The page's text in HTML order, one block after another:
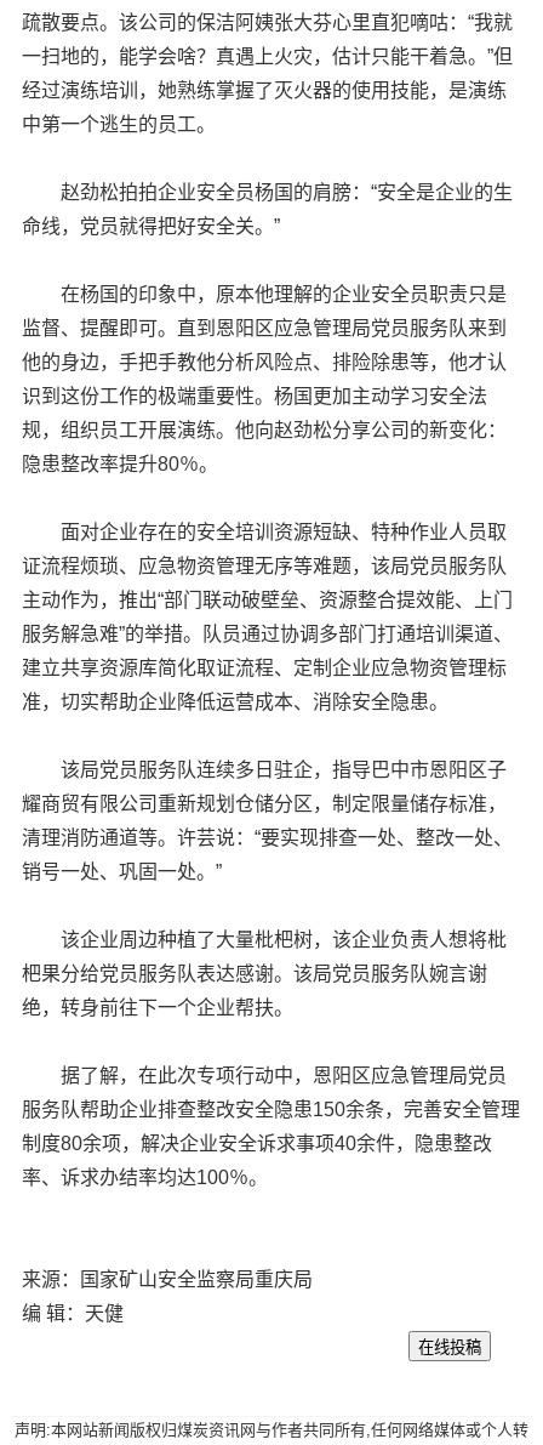
疏散要点。该公司的保洁阿姨张大芬心里直犯嘀咕：“我就
一扫地的，能学会啥？真遇上火灾，估计只能干着急。”但
经过演练培训，她熟练掌握了灭火器的使用技能，是演练
中第一个逃生的员工。
赵劲松拍拍企业安全员杨国的肩膀：“安全是企业的生
命线，党员就得把好安全关。”
在杨国的印象中，原本他理解的企业安全员职责只是
监督、提醒即可。直到恩阳区应急管理局党员服务队来到
他的身边，手把手教他分析风险点、排险除患等，他才认
识到这份工作的极端重要性。杨国更加主动学习安全法
规，组织员工开展演练。他向赵劲松分享公司的新变化：
隐患整改率提升80％。
面对企业存在的安全培训资源短缺、特种作业人员取
证流程烦琐、应急物资管理无序等难题，该局党员服务队
主动作为，推出“部门联动破壁垒、资源整合提效能、上门
服务解急难”的举措。队员通过协调多部门打通培训渠道、
建立共享资源库简化取证流程、定制企业应急物资管理标
准，切实帮助企业降低运营成本、消除安全隐患。
该局党员服务队连续多日驻企，指导巴中市恩阳区子
耀商贸有限公司重新规划仓储分区，制定限量储存标准，
清理消防通道等。许芸说：“要实现排查一处、整改一处、
销号一处、巩固一处。”
该企业周边种植了大量枇杷树，该企业负责人想将枇
杷果分给党员服务队表达感谢。该局党员服务队婉言谢
绝，转身前往下一个企业帮扶。
据了解，在此次专项行动中，恩阳区应急管理局党员
服务队帮助企业排查整改安全隐患150余条，完善安全管理
制度80余项，解决企业安全诉求事项40余件，隐患整改
率、诉求办结率均达100％。
来源：国家矿山安全监察局重庆局
编 辑：天健
声明:本网站新闻版权归煤炭资讯网与作者共同所有,任何网络媒体或个人转